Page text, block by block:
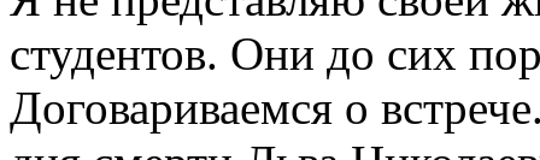
студентов. Они до сих
Договариваемся о